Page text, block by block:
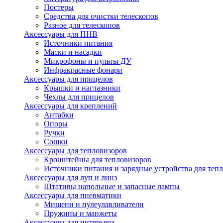
Постеры
Средства для очистки телескопов
Разное для телескопов
Аксессуары для ПНВ
Источники питания
Маски и насадки
Микрофоны и пульты ДУ
Инфракрасные фонари
Аксессуары для прицелов
Крышки и наглазники
Чехлы для прицелов
Аксессуары для креплений
Антабки
Опоры
Ручки
Сошки
Аксессуары для тепловизоров
Кронштейны для тепловизоров
Источники питания и зарядные устройства для
Аксессуары для луп и линз
Штативы напольные и запасные лампы
Аксессуары для пневматики
Мишени и пулеулавливатели
Пружины и манжеты